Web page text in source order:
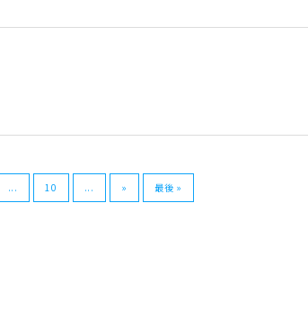
... 10 ... » 最後 »